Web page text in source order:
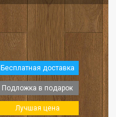
Бесплатная доставка
Подложка в подарок
Лучшая цена